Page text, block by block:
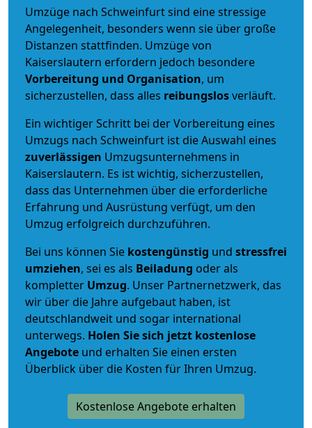
Umzüge nach Schweinfurt sind eine stressige
Angelegenheit, besonders wenn sie über große
Distanzen stattfinden. Umzüge von
Kaiserslautern erfordern jedoch besondere
Vorbereitung und Organisation, um
sicherzustellen, dass alles reibungslosverläuft.
Ein wichtiger Schritt bei der Vorbereitung eines
Umzugs nach Schweinfurt ist die Auswahl eines
zuverlässigen Umzugsunternehmens in
Kaiserslautern. Es ist wichtig, sicherzustellen,
dass das Unternehmen über die erforderliche
Erfahrung und Ausrüstung verfügt, um den
Umzug erfolgreich durchzuführen.
Bei uns können Sie kostengünstig und stressfrei
umziehen, sei es als Beiladung oder als
kompletter Umzug. Unser Partnernetzwerk, das
wir über die Jahre aufgebaut haben, ist
deutschlandweit und sogar international
unterwegs. Holen Sie sich jetzt kostenlose
Angebote und erhalten Sie einen ersten
Überblick über die Kosten für Ihren Umzug.
Kostenlose Angebote erhalten